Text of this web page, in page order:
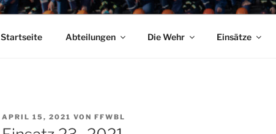
Startseite Abteilungen Die Wehr Einsätze
VERÖFFENTLICHT
AM
APRIL 15, 2021 VON FFWBL